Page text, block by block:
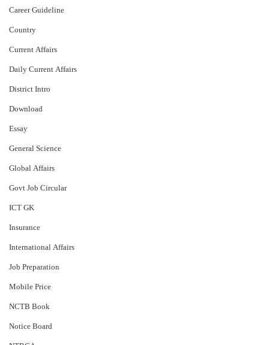
Career Guideline
Country
Current Affairs
Daily Current Affairs
District Intro
Download
Essay
General Science
Global Affairs
Govt Job Circular
ICT GK
Insurance
International Affairs
Job Preparation
Mobile Price
NCTB Book
Notice Board